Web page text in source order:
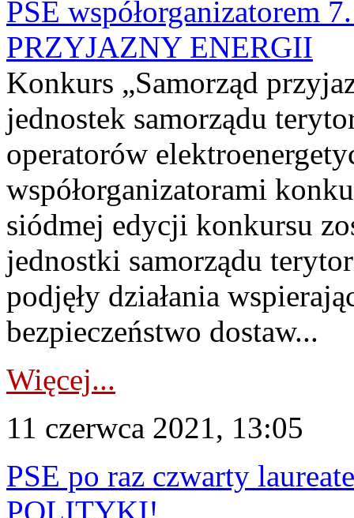
PSE współorganizatorem
PRZYJAZNY ENERGII
Konkurs „Samorząd
jednostek samorządu
operatorów
współorganizatorami
siódmej edycji konkursu
jednostki samorządu
podjęły działania
bezpieczeństwo dostaw...
Więcej...
11 czerwca 2021, 13:05
PSE po raz czwarty